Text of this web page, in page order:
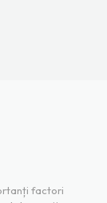
factori